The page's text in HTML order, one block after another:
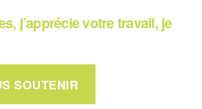
j’apprécie votre travail, je
SOUTENIR